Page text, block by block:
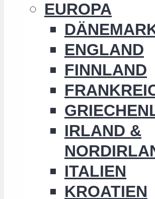
EUROPA
ENGLAND
FINNLAND
IRLAND &
ITALIEN
KROATIEN